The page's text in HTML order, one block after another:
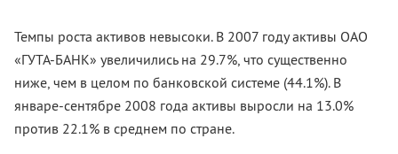
Темпы роста активов невысоки. В 2007 году активы ОАО
«ГУТА-БАНК» увеличились на 29.7%, что существенно
ниже, чем в целом по банковской системе (44.1%). В
январе-сентябре 2008 года активы выросли на 13.0%
против 22.1% в среднем по стране.